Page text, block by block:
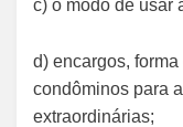
c) o modo de usar
d) encargos,
condôminos para
extraordinárias;